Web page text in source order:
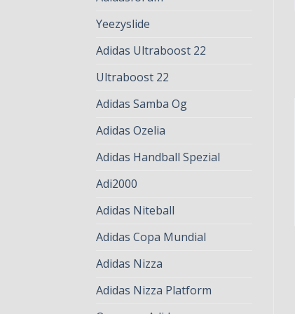
Yeezyslide
Adidas Ultraboost 22
Ultraboost 22
Adidas Samba Og
Adidas Ozelia
Adidas Handball Spezial
Adi2000
Adidas Niteball
Adidas Copa Mundial
Adidas Nizza
Adidas Nizza Platform
ADIDAS ADIFOM
60.00
ADIDAS ADIFOM